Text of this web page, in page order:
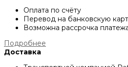
Оплата по счёту
Перевод на банковскую
Возможна рассрочка
Подробнее
Доставка